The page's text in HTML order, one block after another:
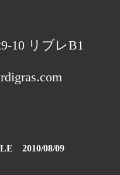
10 リブレB1
2010/08/09